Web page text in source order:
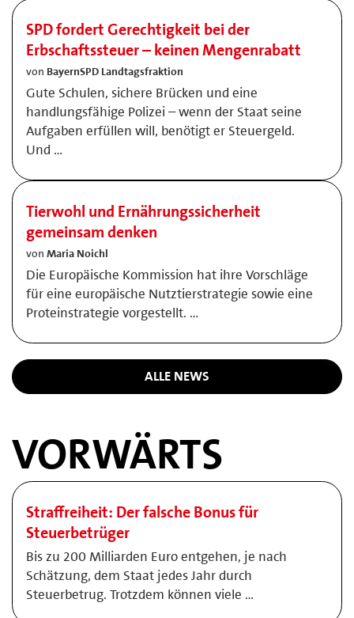
SPD fordert Gerechtigkeit bei der
Erbschaftssteuer – keinen Mengenrabatt
von BayernSPD Landtagsfraktion
Gute Schulen, sichere Brücken und eine
handlungsfähige Polizei – wenn der Staat seine
Aufgaben erfüllen will, benötigt er Steuergeld.
Und …
Tierwohl und Ernährungssicherheit
gemeinsam denken
von Maria Noichl
Die Europäische Kommission hat ihre Vorschläge
für eine europäische Nutztierstrategie sowie eine
Proteinstrategie vorgestellt. …
ALLE NEWS
VORWÄRTS
Straffreiheit: Der falsche Bonus für
Steuerbetrüger
Bis zu 200 Milliarden Euro entgehen, je nach
Schätzung, dem Staat jedes Jahr durch
Steuerbetrug. Trotzdem können viele …